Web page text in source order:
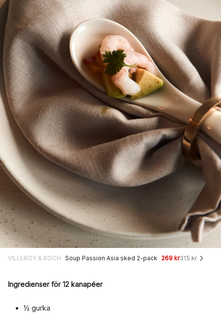
VILLEROY & BOCH Soup Passion Asia sked 2-pack 269 kr315 kr
Ingredienser för 12 kanapéer
½ gurka